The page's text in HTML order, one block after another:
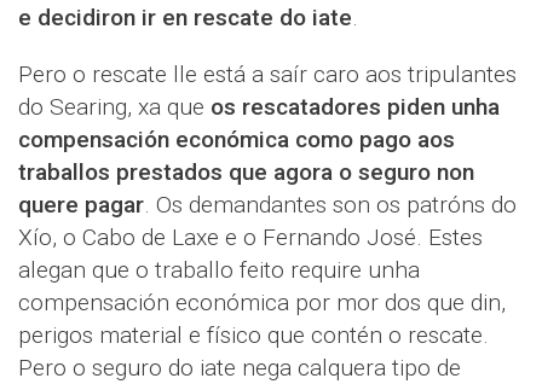
e decidiron ir en rescate do iate.
Pero o rescate lle está a saír caro aos tripulantes
do Searing, xa que os rescatadores piden unha
compensación económica como pago aos
traballos prestados que agora o seguro non
quere pagar. Os demandantes son os patróns do
Xío, o Cabo de Laxe e o Fernando José. Estes
alegan que o traballo feito require unha
compensación económica por mor dos que din,
perigos material e físico que contén o rescate.
Pero o seguro do iate nega calquera tipo de